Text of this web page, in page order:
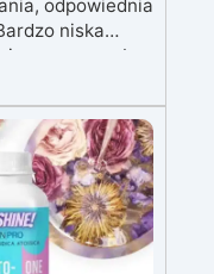
odpowiednia
niska
pracę bez
zarysowania i
jakości
eliminująca
gładkie
i nietoksyczna,
do
ze skórą.